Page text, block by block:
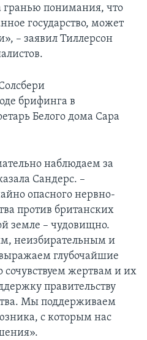
гранью понимания, что
государство, может
– заявил Тиллерсон
брифинга в
Белого дома Сара
наблюдаем за
Сандерс. –
опасного нервно-
против британских
земле – чудовищно.
неизбирательным и
глубочайшие
сочувствуем жертвам и их
правительству
Мы поддерживаем
с которым нас